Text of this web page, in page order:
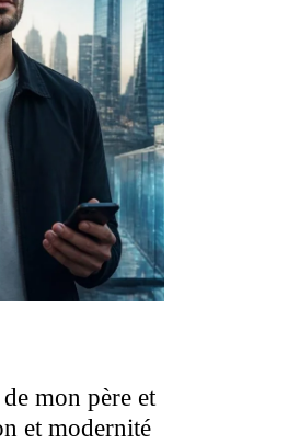
mon père et
et modernité